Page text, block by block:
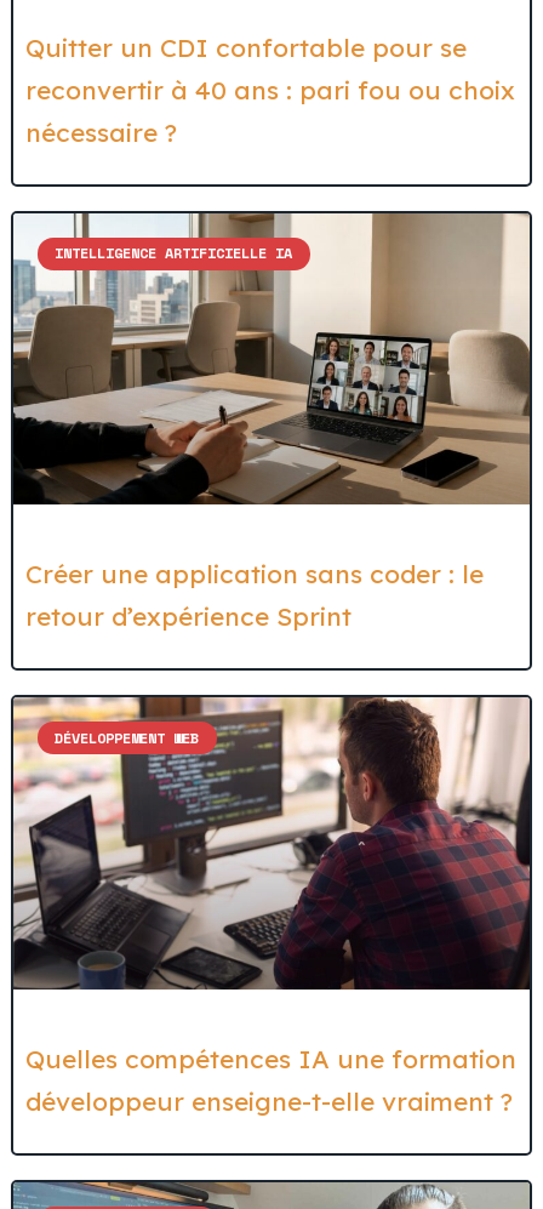
Quitter un CDI confortable pour se
reconvertir à 40 ans : pari fou ou choix
nécessaire ?
INTELLIGENCE ARTIFICIELLE IA
Créer une application sans coder : le
retour d’expérience Sprint
DÉVELOPPEMENT WEB
Quelles compétences IA une formation
développeur enseigne-t-elle vraiment ?